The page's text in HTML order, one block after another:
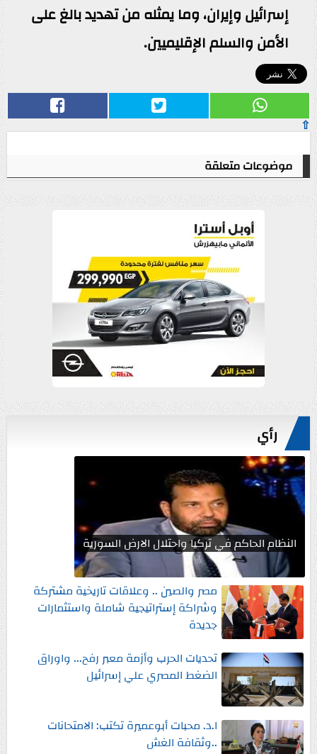
إسرائيل وإيران، وما يمثله من تهديد بالغ على
الأمن والسلم الإقليميين.
⇧
موضوعات متعلقة
رأي
النظام الحاكم في تركيا واحتلال الارض السورية
مصر والصين .. وعلاقات تاريخية مشتركة
وشراكة إستراتيجية شاملة واستثمارات
جديدة
تحديات الحرب وأزمة معبر رفح... واوراق
الضغط المصري علي إسرائيل
ا.د. محبات أبوعميرة تكتب: الامتحانات
..وثقافة الغش